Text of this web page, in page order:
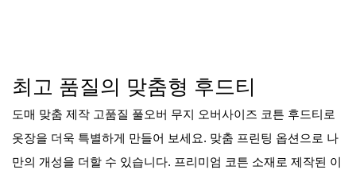
최고 품질의 맞춤형 후드티
도매 맞춤 제작 고품질 풀오버 무지 오버사이즈 코튼 후드티로
옷장을 더욱 특별하게 만들어 보세요. 맞춤 프린팅 옵션으로 나
만의 개성을 더할 수 있습니다. 프리미엄 코튼 소재로 제작된 이